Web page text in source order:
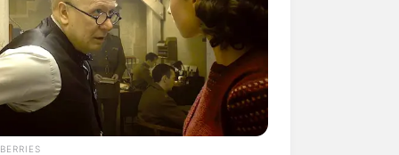
Mainstream, 10 Cara
Barang Belanjaan
Warga Thailand